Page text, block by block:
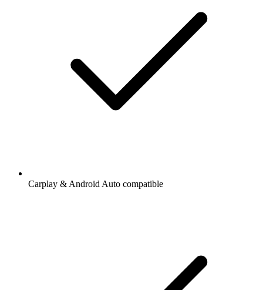
Carplay & Android Auto compatible